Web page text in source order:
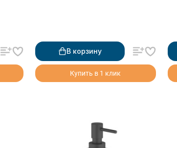
В корзину
Купить в 1 клик